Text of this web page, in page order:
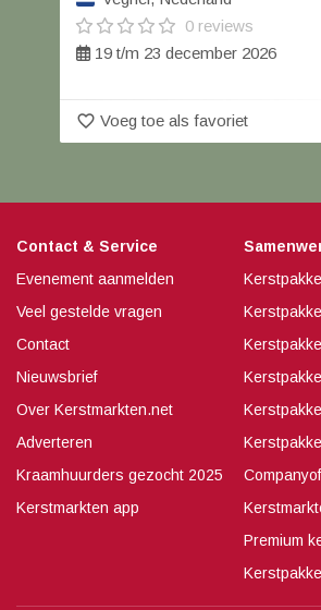
0 reviews
19 t/m 23 december 2026
favorite_border Voeg toe als favoriet
Contact & Service
Evenement aanmelden
Veel gestelde vragen
Contact
Nieuwsbrief
Over Kerstmarkten.net
Adverteren
Kraamhuurders gezocht 2025
Kerstmarkten app
Premium